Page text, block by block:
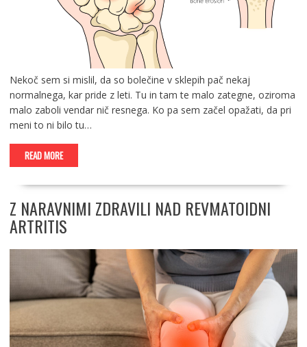
Nekoč sem si mislil, da so bolečine v sklepih pač nekaj
normalnega, kar pride z leti. Tu in tam te malo zategne, oziroma
malo zaboli vendar nič resnega. Ko pa sem začel opažati, da pri
meni to ni bilo tu…
READ MORE
Z NARAVNIMI ZDRAVILI NAD REVMATOIDNI
ARTRITIS